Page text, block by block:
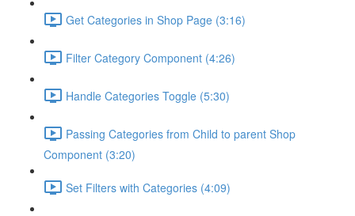
Get Categories in Shop Page (3:16)
Filter Category Component (4:26)
Handle Categories Toggle (5:30)
Passing Categories from Child to parent Shop
Component (3:20)
Set Filters with Categories (4:09)